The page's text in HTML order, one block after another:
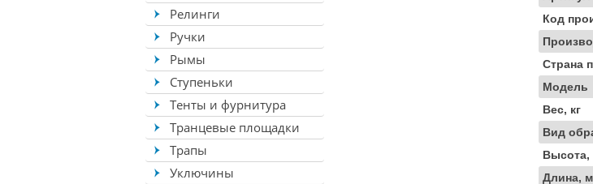
Релинги
Ручки
Рымы
Ступеньки
Тенты и фурнитура
Транцевые площадки
Трапы
Уключины
Код
Страна
Модель
Вес, кг
Вид
Высота,
Длина,